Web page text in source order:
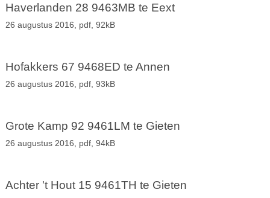
Haverlanden 28 9463MB te Eext
26 augustus 2016, pdf, 92kB
Hofakkers 67 9468ED te Annen
26 augustus 2016, pdf, 93kB
Grote Kamp 92 9461LM te Gieten
26 augustus 2016, pdf, 94kB
Achter 't Hout 15 9461TH te Gieten